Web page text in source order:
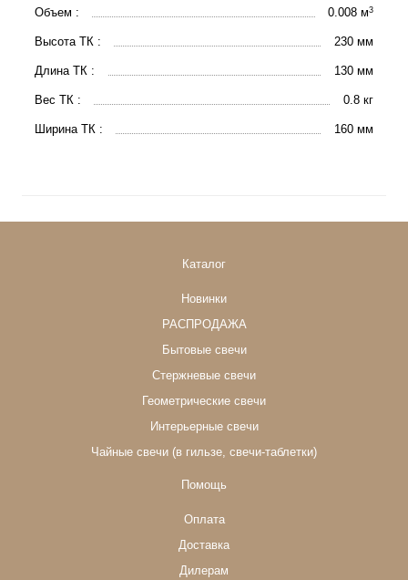
Объем : 0.008 м3
Высота ТК : 230 мм
Длина ТК : 130 мм
Вес ТК : 0.8 кг
Ширина ТК : 160 мм
Каталог
Новинки
РАСПРОДАЖА
Бытовые свечи
Стержневые свечи
Геометрические свечи
Интерьерные свечи
Чайные свечи (в гильзе, свечи-таблетки)
Помощь
Оплата
Доставка
Дилерам